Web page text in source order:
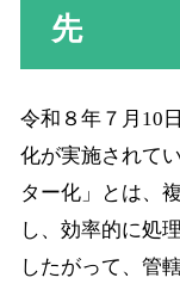
先
令和８年７月10
化が実施されて
ター化」とは、
し、効率的に処
したがって、管